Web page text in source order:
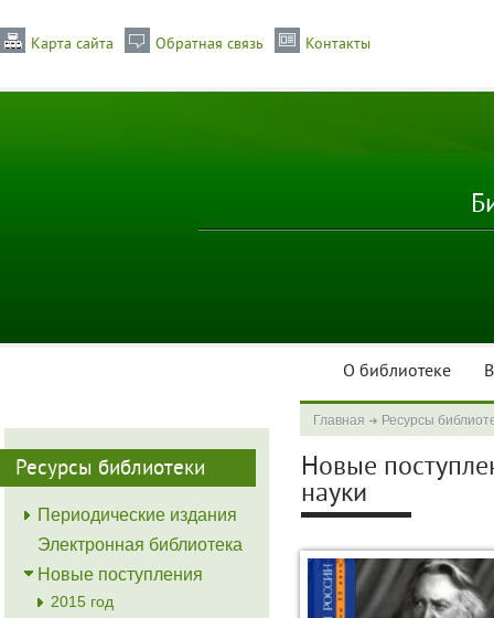
Карта сайта Обратная связь Контакты
О библиотеке
Ресурсы библиотеки
Периодические издания
Электронная библиотека
Новые поступления
2015 год
Главная Ресурсы
Новые
науки